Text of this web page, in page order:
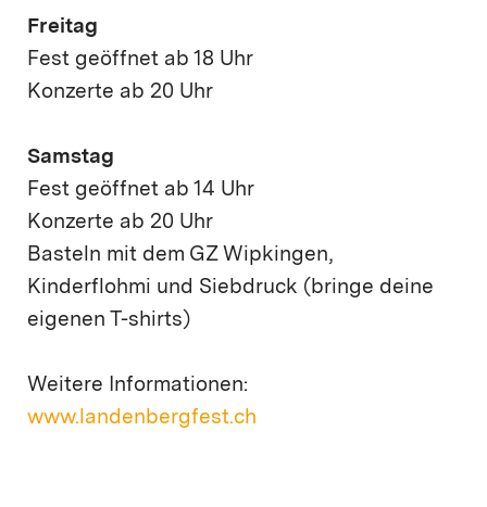
Freitag
Fest geöffnet ab 18 Uhr
Konzerte ab 20 Uhr
Samstag
Fest geöffnet ab 14 Uhr
Konzerte ab 20 Uhr
Basteln mit dem GZ Wipkingen,
Kinderflohmi und Siebdruck (bringe deine
eigenen T-shirts)
Weitere Informationen:
www.landenbergfest.ch